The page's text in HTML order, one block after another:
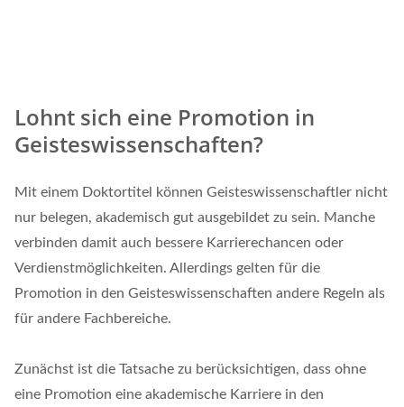
Lohnt sich eine Promotion in
Geisteswissenschaften?
Mit einem Doktortitel können Geisteswissenschaftler nicht
nur belegen, akademisch gut ausgebildet zu sein. Manche
verbinden damit auch bessere Karrierechancen oder
Verdienstmöglichkeiten. Allerdings gelten für die
Promotion in den Geisteswissenschaften andere Regeln als
für andere Fachbereiche.
Zunächst ist die Tatsache zu berücksichtigen, dass ohne
eine Promotion eine akademische Karriere in den